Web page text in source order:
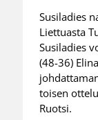
Susiladies
Liettuasta
Susiladies
(48-36)
toisen
Ruotsi.